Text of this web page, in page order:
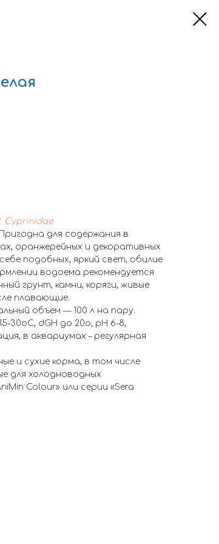
Cyprinidae
для содержания в
оранжерейных и декоративных
подобных, яркий свет, обилие
водоема рекомендуется
грунт, камни, коряги, живые
плавающие.
объем — 100 л на пару.
30оС, dGH до 20о, рН 6-8,
в аквариумах – регулярная
и сухие корма, в том числе
для холодноводных
Colour» или серии «Sera